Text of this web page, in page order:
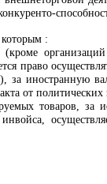
которым :
(кроме
право
за иностранную
от
товаров, за